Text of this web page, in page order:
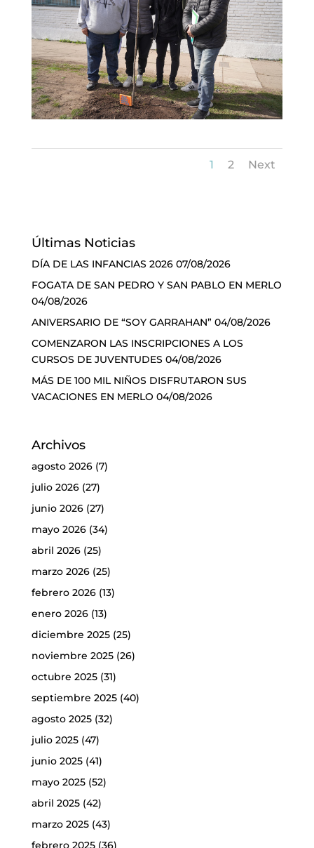
1 2 Next
Últimas Noticias
DÍA DE LAS INFANCIAS 2026 07/08/2026
FOGATA DE SAN PEDRO Y SAN PABLO EN MERLO
04/08/2026
ANIVERSARIO DE “SOY GARRAHAN” 04/08/2026
COMENZARON LAS INSCRIPCIONES A LOS
CURSOS DE JUVENTUDES 04/08/2026
MÁS DE 100 MIL NIÑOS DISFRUTARON SUS
VACACIONES EN MERLO 04/08/2026
Archivos
agosto 2026(7)
julio 2026(27)
junio 2026(27)
mayo 2026(34)
abril 2026(25)
marzo 2026(25)
febrero 2026(13)
enero 2026(13)
diciembre 2025(25)
noviembre 2025(26)
octubre 2025(31)
septiembre 2025(40)
agosto 2025(32)
julio 2025(47)
junio 2025(41)
mayo 2025(52)
abril 2025(42)
marzo 2025(43)
febrero 2025(36)